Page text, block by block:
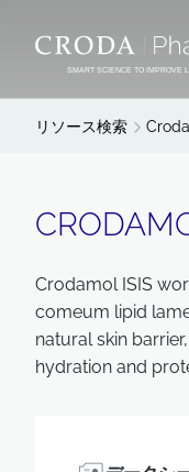
ン
ー
SMART SCIENCE TO IMPROVE
リソース検索
Crodamol ISIS
comeum lipid
natural skin
hydration and